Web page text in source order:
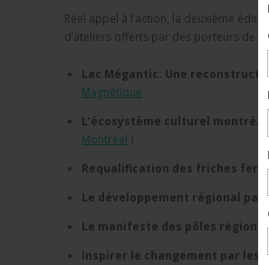
Réel appel à l’action, la deuxième
d’ateliers offerts par des porteurs de
Lac Mégantic: Une
Magnétique
L’écosystème culturel
Montreal )
Requalification des friches
Le développement régional
Le manifeste des pôles
Inspirer le changement par les